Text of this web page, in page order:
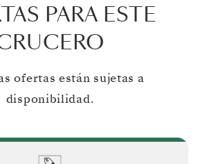
PARA ESTE
ofertas están sujetas a
disponibilidad.